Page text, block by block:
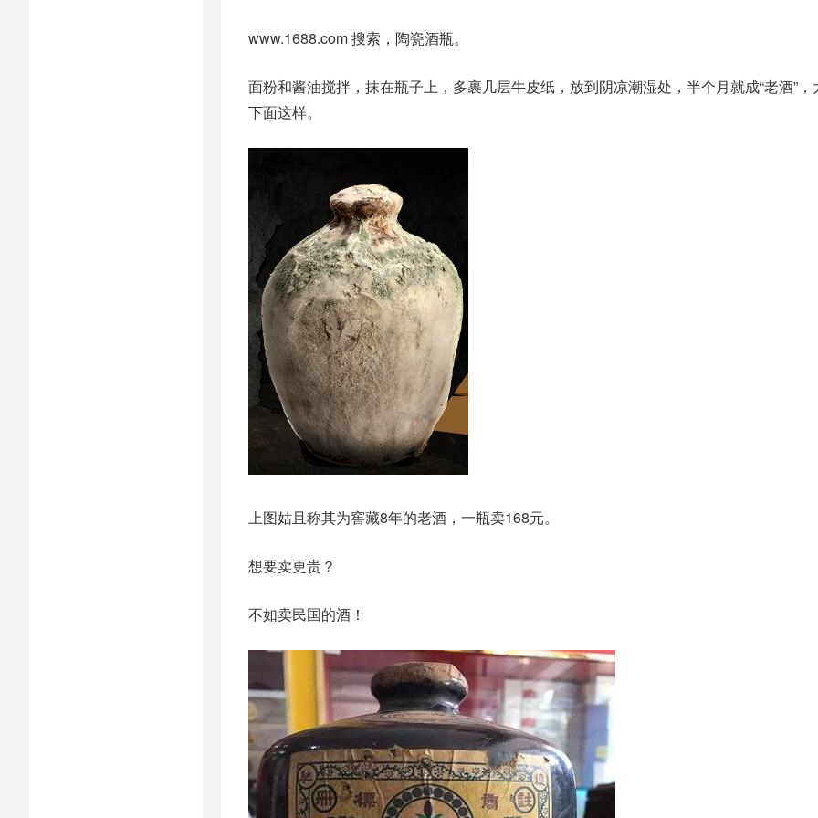
www.1688.com 搜索，陶瓷酒瓶。
面粉和酱油搅拌，抹在瓶子上，多裹几层牛皮纸，放到阴凉潮湿处，半个月就成“老酒”，
下面这样。
上图姑且称其为窖藏8年的老酒，一瓶卖168元。
想要卖更贵？
不如卖民国的酒！